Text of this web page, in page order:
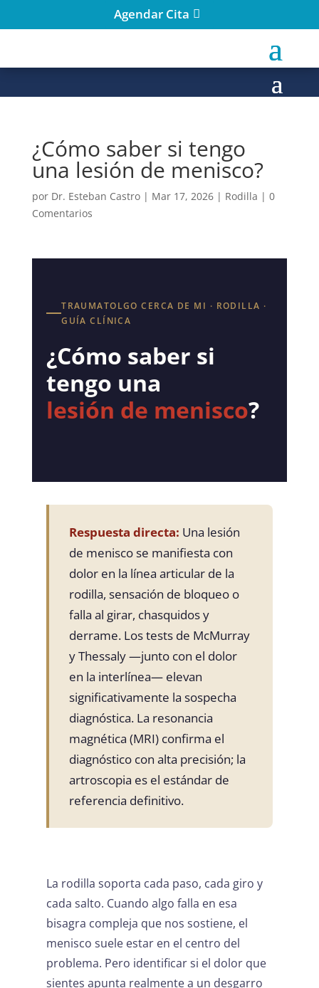
Agendar Cita
¿Cómo saber si tengo
una lesión de menisco?
por Dr. Esteban Castro| Mar 17, 2026| Rodilla | 0
Comentarios
TRAUMATOLGO CERCA DE MI · RODILLA ·
GUÍA CLÍNICA
¿Cómo saber si
tengo una
lesión de menisco?
Respuesta directa: Una lesión
de menisco se manifiesta con
dolor en la línea articular de la
rodilla, sensación de bloqueo o
falla al girar, chasquidos y
derrame. Los tests de McMurray
y Thessaly —junto con el dolor
en la interlínea— elevan
significativamente la sospecha
diagnóstica. La resonancia
magnética (MRI) confirma el
diagnóstico con alta precisión; la
artroscopia es el estándar de
referencia definitivo.
La rodilla soporta cada paso, cada giro y
cada salto. Cuando algo falla en esa
bisagra compleja que nos sostiene, el
menisco suele estar en el centro del
problema. Pero identificar si el dolor que
sientes apunta realmente a un desgarro